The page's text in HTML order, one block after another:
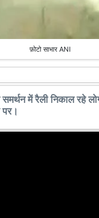
फ़ोटो साभार ANI
में रैली निकाल रहे
पर।